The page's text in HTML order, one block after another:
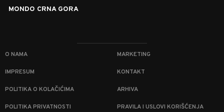
MONDO CRNA GORA
O NAMA MARKETING
IMPRESUM KONTAKT
POLITIKA O KOLAČIĆIMA ARHIVA
POLITIKA PRIVATNOSTI PRAVILA I USLOVI KORIŠĆENJA